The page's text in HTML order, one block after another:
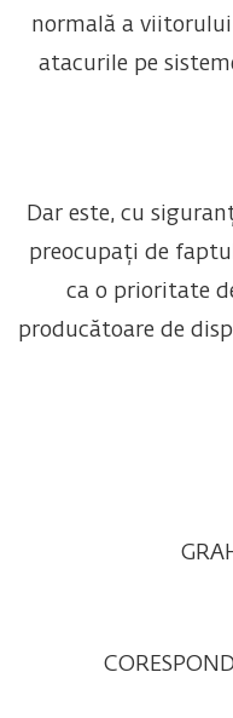
normală a
atacurile pe
Dar este, cu
preocupați de
ca o prioritate
producătoare de